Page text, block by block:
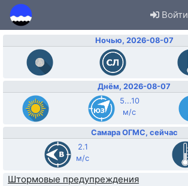
Войти
Ночью, 2026-08-07
Днём, 2026-08-07
5...10
м/с
Самара ОГМС, сейчас
2.1
м/с
Штормовые предупреждения